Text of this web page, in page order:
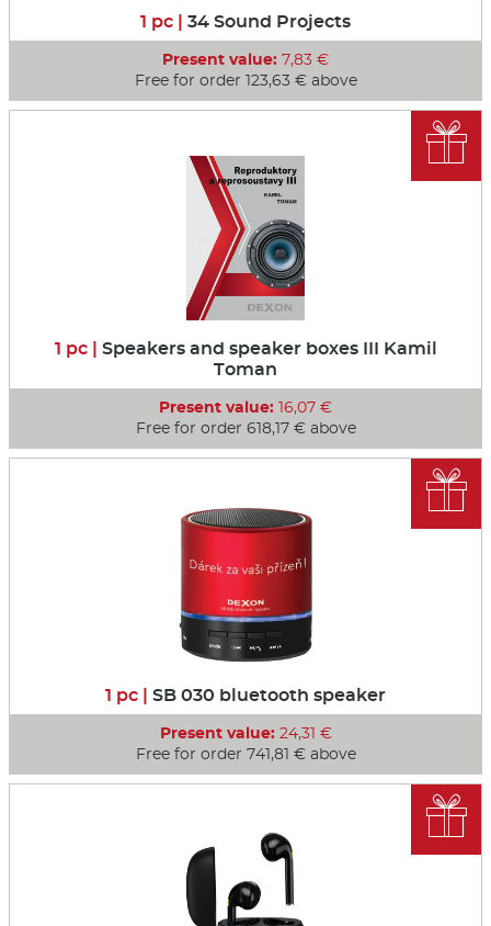
1 pc | 34 Sound Projects
Present value: 7,83 €
Free for order 123,63 € above
1 pc | Speakers and speaker boxes III Kamil
Toman
Present value: 16,07 €
Free for order 618,17 € above

1 pc | SB 030 bluetooth speaker
Present value:24,31 €
Free for order 741,81 € above

